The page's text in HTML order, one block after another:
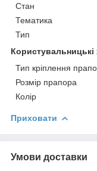
Стан
Тематика
Тип
Користувальницькі
Тип кріплення
Розмір прапора
Колір
Приховати
Умови доставки